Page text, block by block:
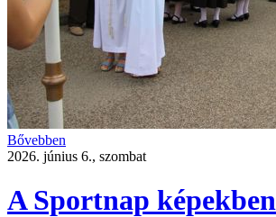
Bővebben
2026. június 6., szombat
A Sportnap képekben